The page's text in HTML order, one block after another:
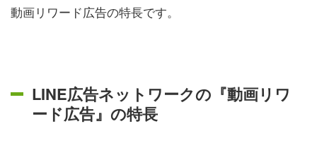
動画リワード広告の特長です。
LINE広告ネットワークの『動画リワ
ード広告』の特長